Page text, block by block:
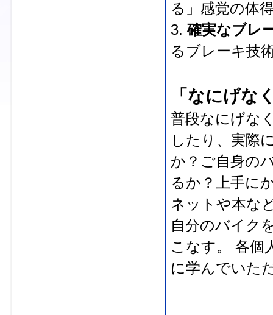
る」感覚の体
3.確実なブレ
るブレーキ技
「なにげな
普段なにげな
したり、実際
か？ご自身の
るか？上手に
ネットや本な
自分のバイク
こなす。 各個
に学んでいた